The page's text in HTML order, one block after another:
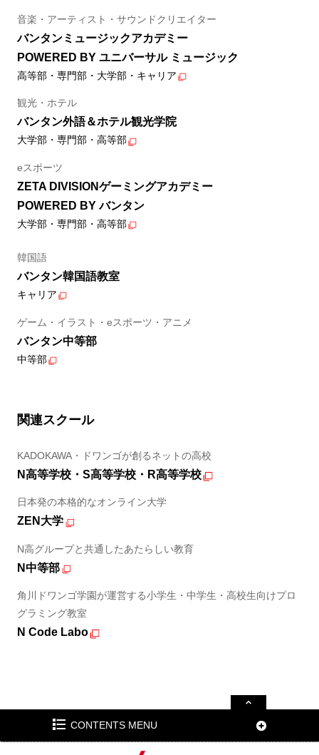
音楽・アーティスト・サウンドクリエイター
バンタンミュージックアカデミー
POWERED BY ユニバーサル ミュージック
高等部・専門部・大学部・キャリア
観光・ホテル
バンタン外語＆ホテル観光学院
大学部・専門部・高等部
eスポーツ
ZETA DIVISIONゲーミングアカデミー
POWERED BY バンタン
大学部・専門部・高等部
韓国語
バンタン韓国語教室
キャリア
ゲーム・イラスト・eスポーツ・アニメ
バンタン中等部
中等部
関連スクール
KADOKAWA・ドワンゴが創るネットの高校
N高等学校・S高等学校・R高等学校
日本発の本格的なオンライン大学
ZEN大学
N高グループと共通したあたらしい教育
N中等部
角川ドワンゴ学園が運営する小学生・中学生・高校生向けプロ
グラミング教室
N Code Labo
CONTENTS MENU